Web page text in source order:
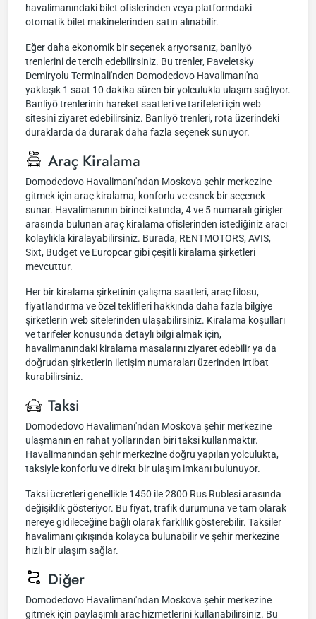
havalimanındaki bilet ofislerinden veya platformdaki
otomatik bilet makinelerinden satın alınabilir.
Eğer daha ekonomik bir seçenek arıyorsanız, banliyö
trenlerini de tercih edebilirsiniz. Bu trenler, Paveletsky
Demiryolu Terminali'nden Domodedovo Havalimanı'na
yaklaşık 1 saat 10 dakika süren bir yolculukla ulaşım sağlıyor.
Banliyö trenlerinin hareket saatleri ve tarifeleri için web
sitesini ziyaret edebilirsiniz. Banliyö trenleri, rota üzerindeki
duraklarda da durarak daha fazla seçenek sunuyor.
Araç Kiralama
Domodedovo Havalimanı'ndan Moskova şehir merkezine
gitmek için araç kiralama, konforlu ve esnek bir seçenek
sunar. Havalimanının birinci katında, 4 ve 5 numaralı girişler
arasında bulunan araç kiralama ofislerinden istediğiniz aracı
kolaylıkla kiralayabilirsiniz. Burada, RENTMOTORS, AVIS,
Sixt, Budget ve Europcar gibi çeşitli kiralama şirketleri
mevcuttur.
Her bir kiralama şirketinin çalışma saatleri, araç filosu,
fiyatlandırma ve özel teklifleri hakkında daha fazla bilgiye
şirketlerin web sitelerinden ulaşabilirsiniz. Kiralama koşulları
ve tarifeler konusunda detaylı bilgi almak için,
havalimanındaki kiralama masalarını ziyaret edebilir ya da
doğrudan şirketlerin iletişim numaraları üzerinden irtibat
kurabilirsiniz.
Taksi
Domodedovo Havalimanı'ndan Moskova şehir merkezine
ulaşmanın en rahat yollarından biri taksi kullanmaktır.
Havalimanından şehir merkezine doğru yapılan yolculukta,
taksiyle konforlu ve direkt bir ulaşım imkanı bulunuyor.
Taksi ücretleri genellikle 1450 ile 2800 Rus Rublesi arasında
değişiklik gösteriyor. Bu fiyat, trafik durumuna ve tam olarak
nereye gidileceğine bağlı olarak farklılık gösterebilir. Taksiler
havalimanı çıkışında kolayca bulunabilir ve şehir merkezine
hızlı bir ulaşım sağlar.
Diğer
Domodedovo Havalimanı'ndan Moskova şehir merkezine
gitmek için paylaşımlı araç hizmetlerini kullanabilirsiniz. Bu